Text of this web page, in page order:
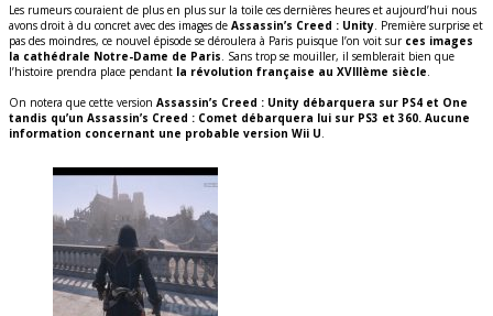
Les rumeurs couraient de plus en plus sur la toile ces dernières heures et aujourd’hui nous
avons droit à du concret avec des images de Assassin’s Creed : Unity. Première surprise et
pas des moindres, ce nouvel épisode se déroulera à Paris puisque l’on voit sur ces images
la cathédrale Notre-Dame de Paris. Sans trop se mouiller, il semblerait bien que
l’histoire prendra place pendant la révolution française au XVIIIème siècle.
On notera que cette version Assassin’s Creed : Unity débarquera sur PS4 et One
tandis qu’un Assassin’s Creed : Comet débarquera lui sur PS3 et 360. Aucune
information concernant une probable version Wii U.